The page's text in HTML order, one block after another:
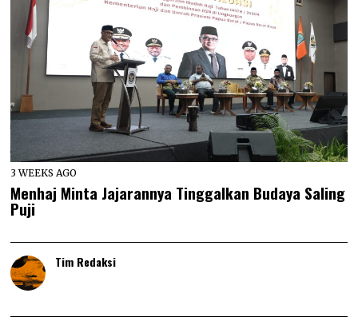
3 WEEKS AGO
Menhaj Minta Jajarannya Tinggalkan Budaya Saling
Puji
Tim Redaksi